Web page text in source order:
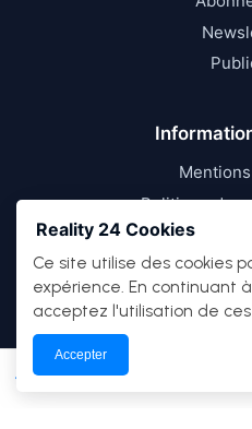
Reality 24 Cookies
Ce site utilise des cookies
expérience. En continuant
acceptez l'utilisation de ces
Accepter
Politique de
Conditions
© 2026